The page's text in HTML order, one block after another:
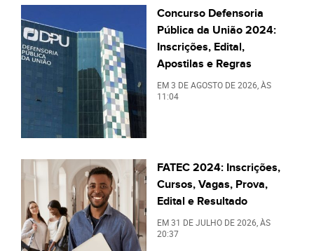
Concurso Defensoria
Pública da União 2024:
Inscrições, Edital,
Apostilas e Regras
EM3 DE AGOSTO DE 2026 , ÀS
11:04
FATEC 2024: Inscrições,
Cursos, Vagas, Prova,
Edital e Resultado
EM31 DE JULHO DE 2026, ÀS
20:37